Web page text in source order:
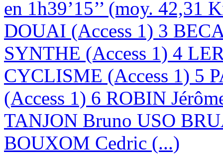
en 1h39’15’’ (moy.
DOUAI (Access 1) 3
SYNTHE (Access 1) 4
CYCLISME (Access 1) 5
(Access 1) 6 ROBIN
TANJON Bruno USO
BOUXOM Cedric (...)